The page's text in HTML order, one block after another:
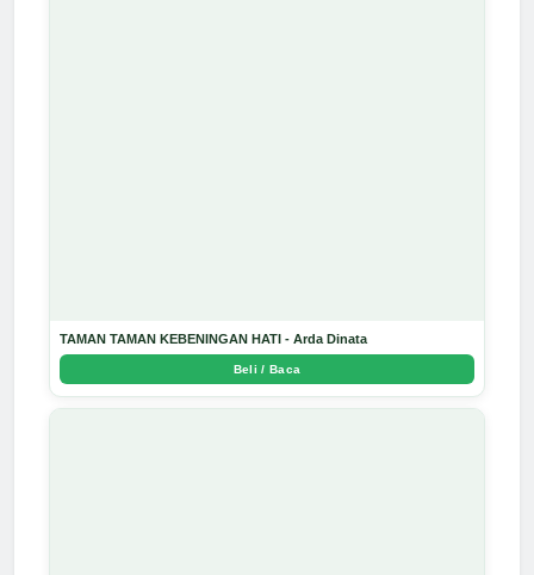
TAMAN TAMAN KEBENINGAN HATI - Arda Dinata
Beli / Baca